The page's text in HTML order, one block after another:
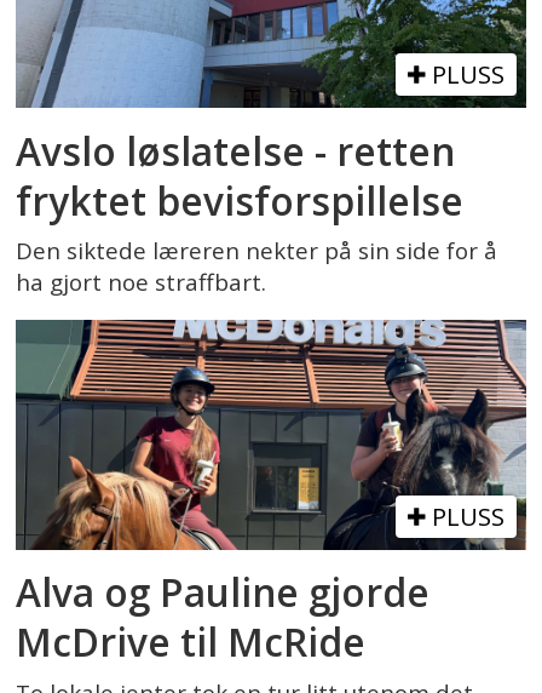
PLUSS
Avslo løslatelse - retten
fryktet bevisforspillelse
Den siktede læreren nekter på sin side for å
ha gjort noe straffbart.
PLUSS
Alva og Pauline gjorde
McDrive til McRide